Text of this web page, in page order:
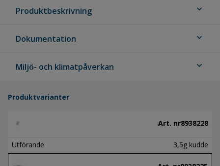
Produktbeskrivning expand_more
Dokumentation expand_more
Miljö- och klimatpåverkan expand_more
Produktvarianter
Art. nr8938228
Utförande 3,5g kudde